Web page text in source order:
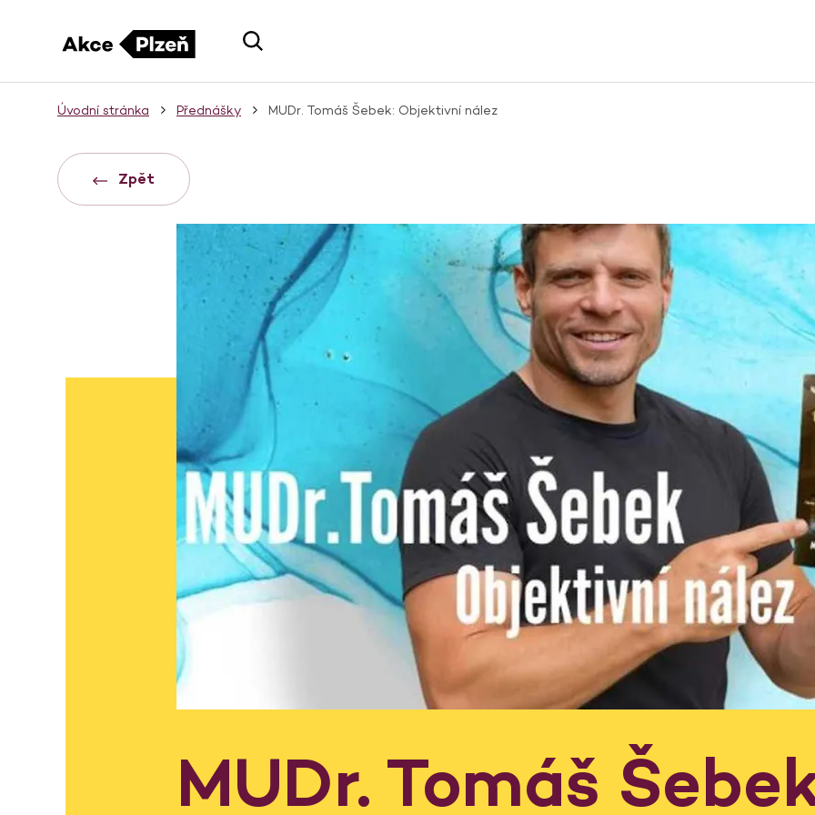
Úvodní stránka Přednášky MUDr. Tomáš Šebek: Objektivní nález
Zpět
MUDr. Tomáš